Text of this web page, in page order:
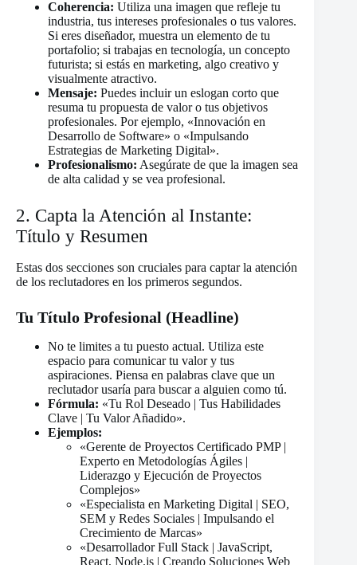
Coherencia: Utiliza una imagen que refleje tu
industria, tus intereses profesionales o tus valores.
Si eres diseñador, muestra un elemento de tu
portafolio; si trabajas en tecnología, un concepto
futurista; si estás en marketing, algo creativo y
visualmente atractivo.
Mensaje: Puedes incluir un eslogan corto que
resuma tu propuesta de valor o tus objetivos
profesionales. Por ejemplo, «Innovación en
Desarrollo de Software» o «Impulsando
Estrategias de Marketing Digital».
Profesionalismo: Asegúrate de que la imagen sea
de alta calidad y se vea profesional.
2. Capta la Atención al Instante:
Título y Resumen
Estas dos secciones son cruciales para captar la atención
de los reclutadores en los primeros segundos.
Tu Título Profesional (Headline)
No te limites a tu puesto actual. Utiliza este
espacio para comunicar tu valor y tus
aspiraciones. Piensa en palabras clave que un
reclutador usaría para buscar a alguien como tú.
Fórmula: «Tu Rol Deseado | Tus Habilidades
Clave | Tu Valor Añadido».
Ejemplos:
«Gerente de Proyectos Certificado PMP |
Experto en Metodologías Ágiles |
Liderazgo y Ejecución de Proyectos
Complejos»
«Especialista en Marketing Digital | SEO,
SEM y Redes Sociales | Impulsando el
Crecimiento de Marcas»
«Desarrollador Full Stack | JavaScript,
React, Node.js | Creando Soluciones Web